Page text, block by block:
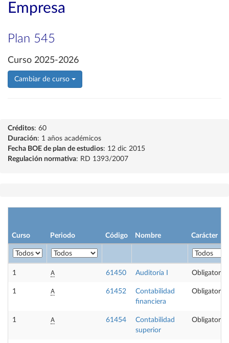
Empresa
Plan 545
Curso 2025-2026
Cambiar de curso
Créditos: 60
Duración: 1 años académicos
Fecha BOE de plan de estudios: 12 dic 2015
Regulación normativa: RD 1393/2007
Curso Periodo Código Nombre Carácter
1 A 61450 Auditoría I Obligatoria
1 A 61452
Contabilidad
financiera
Obligatoria
1 A 61454
Contabilidad
superior
Obligatoria